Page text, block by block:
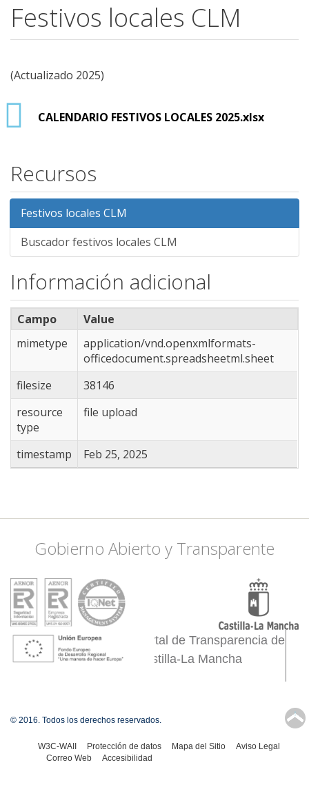
Festivos locales CLM
(Actualizado 2025)
CALENDARIO FESTIVOS LOCALES 2025.xlsx
Recursos
Festivos locales CLM
Buscador festivos locales CLM
Información adicional
Campo
Value
mimetype
application/vnd.openxmlformats-
officedocument.spreadsheetml.sheet
filesize
38146
resource
type
file upload
timestamp Feb 25, 2025
Gobierno Abierto y Transparente
Portal de Transparencia de
Castilla-La Mancha
↑
© 2016. Todos los derechos reservados.
W3C-WAII Protección de datos Mapa del Sitio
Aviso Legal
Correo Web
Accesibilidad